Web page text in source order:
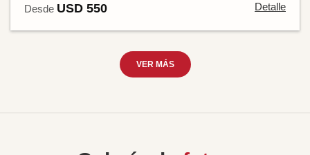
Desde USD 550 Detalle
VER MÁS